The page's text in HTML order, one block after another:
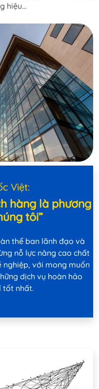
hiệu...
Việt:
hàng là phương
tôi”
thể ban lãnh đạo và
nỗ lực nâng cao chất
nghiệp, với mong muốn
dịch vụ hoàn hảo
tốt nhất.